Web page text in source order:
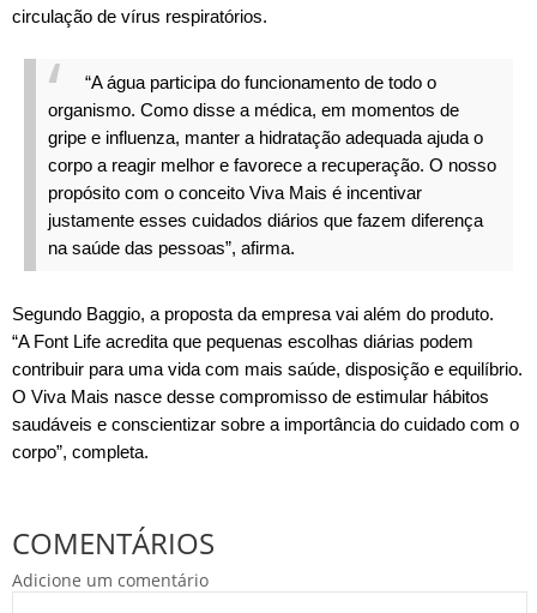
circulação de vírus respiratórios.
“A água participa do funcionamento de todo o
organismo. Como disse a médica, em momentos de
gripe e influenza, manter a hidratação adequada ajuda o
corpo a reagir melhor e favorece a recuperação. O nosso
propósito com o conceito Viva Mais é incentivar
justamente esses cuidados diários que fazem diferença
na saúde das pessoas”, afirma.
Segundo Baggio, a proposta da empresa vai além do produto.
“A Font Life acredita que pequenas escolhas diárias podem
contribuir para uma vida com mais saúde, disposição e equilíbrio.
O Viva Mais nasce desse compromisso de estimular hábitos
saudáveis e conscientizar sobre a importância do cuidado com o
corpo”, completa.
COMENTÁRIOS
Adicione um comentário